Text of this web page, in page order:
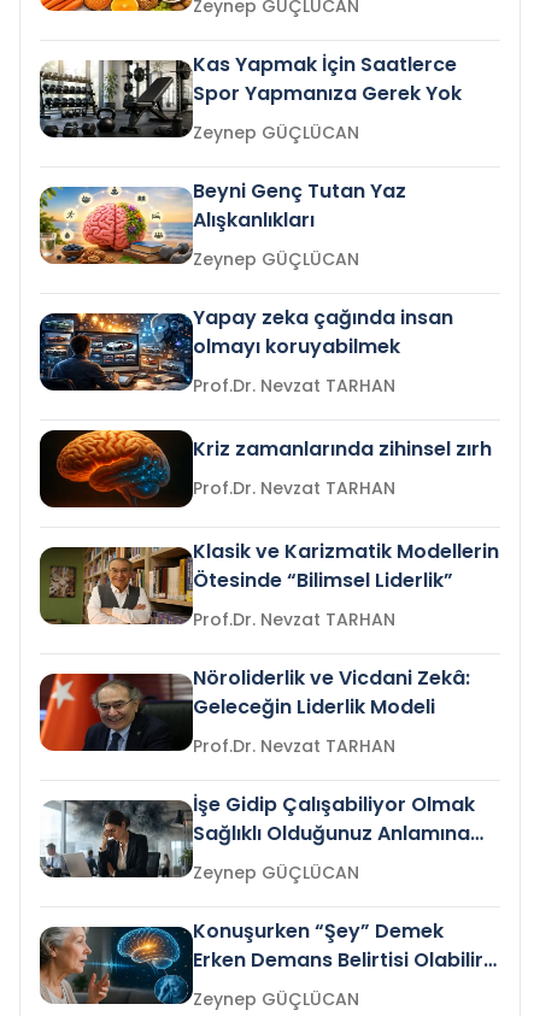
Zeynep GÜÇLÜCAN
Kas Yapmak İçin Saatlerce
Spor Yapmanıza Gerek Yok
Zeynep GÜÇLÜCAN
Beyni Genç Tutan Yaz
Alışkanlıkları
Zeynep GÜÇLÜCAN
Yapay zeka çağında insan
olmayı koruyabilmek
Prof.Dr. Nevzat TARHAN
Kriz zamanlarında zihinsel zırh
Prof.Dr. Nevzat TARHAN
Klasik ve Karizmatik Modellerin
Ötesinde “Bilimsel Liderlik”
Prof.Dr. Nevzat TARHAN
Nöroliderlik ve Vicdani Zekâ:
Geleceğin Liderlik Modeli
Prof.Dr. Nevzat TARHAN
İşe Gidip Çalışabiliyor Olmak
Sağlıklı Olduğunuz Anlamına
Gelir mi?Zeynep GÜÇLÜCAN
Konuşurken “Şey” Demek
Erken Demans Belirtisi Olabilir
mi?
Zeynep GÜÇLÜCAN